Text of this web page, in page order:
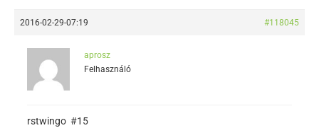
2016-02-29-07:19 #118045
aprosz
Felhasználó
rstwingo #15